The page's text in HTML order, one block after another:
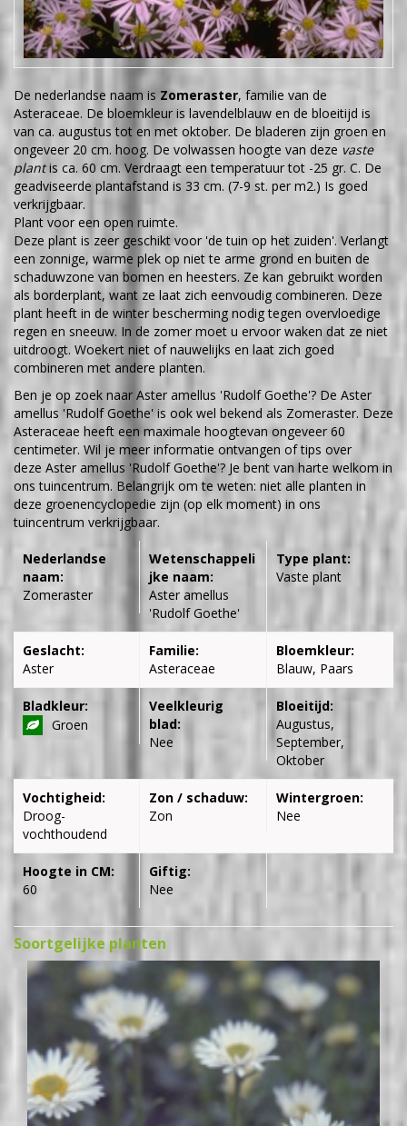
De nederlandse naam is Zomeraster, familie van de
Asteraceae. De bloemkleur is lavendelblauw en de bloeitijd is
van ca. augustus tot en met oktober. De bladeren zijn groen en
ongeveer 20 cm. hoog. De volwassen hoogte van deze vaste
plantis ca. 60 cm. Verdraagt een temperatuur tot -25 gr. C. De
geadviseerde plantafstand is 33 cm. (7-9 st. per m2.) Is goed
verkrijgbaar.
Plant voor een open ruimte.
Deze plant is zeer geschikt voor 'de tuin op het zuiden'. Verlangt
een zonnige, warme plek op niet te arme grond en buiten de
schaduwzone van bomen en heesters. Ze kan gebruikt worden
als borderplant, want ze laat zich eenvoudig combineren. Deze
plant heeft in de winter bescherming nodig tegen overvloedige
regen en sneeuw. In de zomer moet u ervoor waken dat ze niet
uitdroogt. Woekert niet of nauwelijks en laat zich goed
combineren met andere planten.
Ben je op zoek naar Aster amellus 'Rudolf Goethe'? De Aster
amellus 'Rudolf Goethe' is ook wel bekend als Zomeraster. Deze
Asteraceae heeft een maximale hoogtevan ongeveer 60
centimeter. Wil je meer informatie ontvangen of tips over
deze Aster amellus 'Rudolf Goethe'? Je bent van harte welkom in
ons tuincentrum. Belangrijk om te weten: niet alle planten in
deze groenencyclopedie zijn (op elk moment) in ons
tuincentrum verkrijgbaar.
Nederlandse
naam:
Zomeraster
Wetenschappeli
jke naam:
Aster amellus
'Rudolf Goethe'
Type plant:
Vaste plant
Geslacht:
Aster
Familie:
Asteraceae
Bloemkleur:
Blauw, Paars
Bladkleur:
Groen
Veelkleurig
blad:
Nee
Bloeitijd:
Augustus,
September,
Oktober
Vochtigheid:
Droog-
vochthoudend
Zon / schaduw:
Zon
Wintergroen:
Nee
Hoogte in CM:
60
Giftig:
Nee
Soortgelijke planten